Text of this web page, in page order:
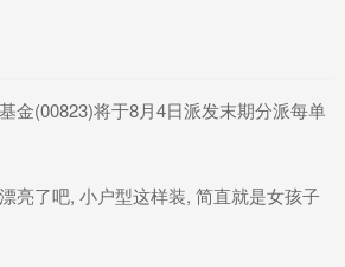
金(00823)将于8月4日派发末期分派每单
亮了吧, 小户型这样装, 简直就是女孩子